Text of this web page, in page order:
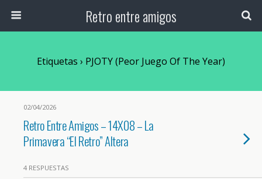
Retro entre amigos
Etiquetas › PJOTY (Peor Juego Of The Year)
02/04/2026
Retro Entre Amigos – 14X08 – La
Primavera “El Retro” Altera
4 RESPUESTAS